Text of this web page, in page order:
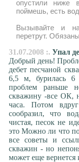
опустили ниже
поймешь, есть
Вызывайте и
перетрут.
31.07.2008 :. Упал
Добрый день!
дeбет песчаной
6,5 м, бурилась 6
проблем раньше
скважину -все ОК,
часа. Потом
сообразил, что
чистая, песок не
это Можно ли что
все советы и
скважин - но
может еще